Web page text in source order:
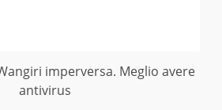
imperversa. Meglio avere
antivirus